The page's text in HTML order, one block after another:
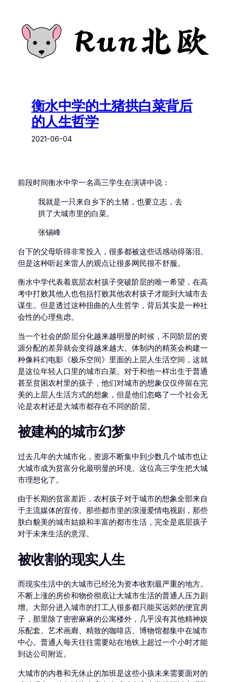
衡水中学的土猪拱白菜背后
的人生哲学
2021-06-04
前段时间衡水中学一名高三学生在演讲中说：
我就是一只来自乡下的土猪，也要立志，去
拱了大城市里的白菜。
张锡峰
台下的父母听得非常投入，很多都被这些话感动得落泪。
但是这种听起来雷人的观点让很多网民很不舒服。
衡水中学代表着底层农村孩子突破阶层的唯一希望，在高
考中打败其他人也包括打败其他农村孩子才能到大城市去
谋生。但是透过这种扭曲的人生哲学，背后其实是一种社
会性的心理焦虑。
当一个社会的阶层分化越来越明显的时候，不同阶层的资
源分配的差异就会变得越来越大。体制内的精英会构建一
种像科幻电影《极乐空间》里面的上层人生活空间，这就
是这位年轻人口里的城市白菜。对于和他一样出生于普通
甚至贫困农村里的孩子，他们对城市的想象仅仅停留在完
美的上层人生活方式的想象，但是他们忽略了一个社会无
论是农村还是大城市都存在不同的阶层。
被建构的城市幻梦
过去几年的大城市化，资源不断集中到少数几个城市也让
大城市成为贫富分化最明显的环境。这位高三学生把大城
市理想化了。
由于长期的贫富差距，农村孩子对于城市的想象全部来自
于主流媒体的宣传。那些都市里的浪漫爱情电视剧，那些
肤白貌美的城市姑娘和丰富的都市生活，完全是底层孩子
对于未来生活的意淫。
被收割的现实人生
而现实生活中的大城市已经沦为资本收割最严重的地方。
不断上涨的房价和物价彻底让大城市生活的普通人压力剧
增。大部分进入城市的打工人很多都只能买远郊的便宜房
子，那里除了密密麻麻的公寓楼外，几乎没有其他精神娱
乐配套。艺术画廊、精致的咖啡店、博物馆都集中在城市
中心。普通人每天往往需要站在地铁上超过一个小时才能
到达公司附近。
大城市的内卷和无休止的加班是这些小孩未来需要面对的